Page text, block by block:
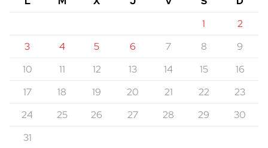
1
2
3
4 5 6 7 8
9
10
11 12 13 14 15
16
17
18 19 20 21 22
23
24
25 26 27 28 29
30
31